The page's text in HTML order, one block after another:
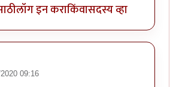
लॉग इन कराकिंवासदस्य व्हा
09:16